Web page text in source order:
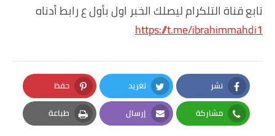
تابع قناة التلكرام ليصلك الخبر اول بأول ع رابط أدناه
https://t.me/ibrahimmahdi1
نشر
Facebook
تغريد
Twitter
حفظ
Pinterest
مشاركة
Whatsapp
إرسال
Email
طباعة
Print